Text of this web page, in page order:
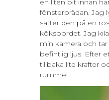
fönsterbrädan. Jag
sätter den på en
köksbordet. Jag
min kamera och
befintlig ljus. Efter
tillbaka lite krafter
rummet.